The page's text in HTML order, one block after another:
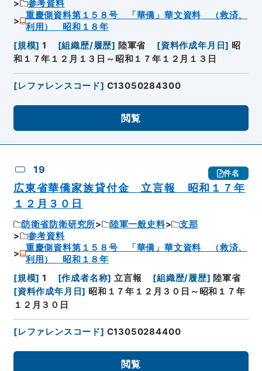
参考資料
重慶側資料第１５８号 「華僑」華文資料 （救済、
利用） 昭和１８年
[規模] 1 [組織歴/履歴] 陸軍省 [資料作成年月日] 昭
和１７年１２月１３日～昭和１７年１２月１３日
[レファレンスコード] C13050284300
閲覧
19 件名
広東省華僑家族貸付金 立言報 昭和１７年
１２月３０日
防衛省防衛研究所 陸軍一般史料
支那
参考資料
重慶側資料第１５８号 「華僑」華文資料 （救済、
利用） 昭和１８年
[規模] 1 [作成者名称] 立言報 [組織歴/履歴] 陸軍省
[資料作成年月日] 昭和１７年１２月３０日～昭和１７年
１２月３０日
[レファレンスコード] C13050284400
閲覧